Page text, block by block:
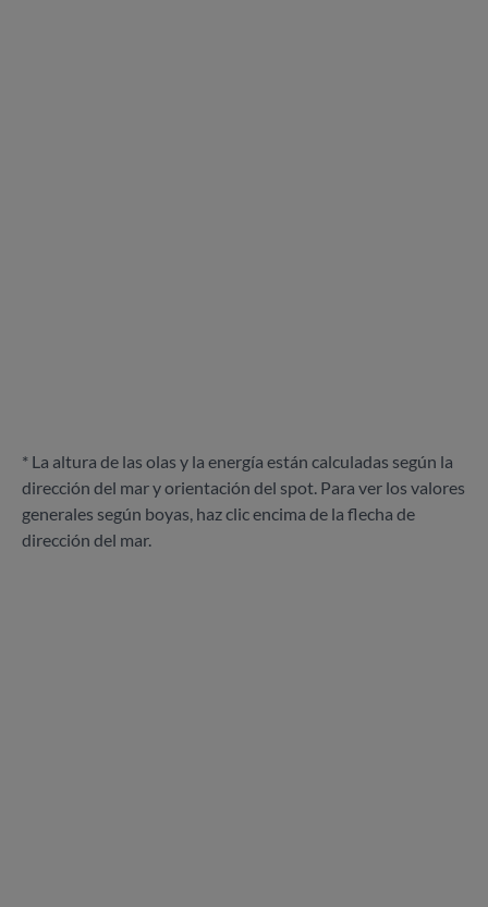
* La altura de las olas y la energía están calculadas según la
dirección del mar y orientación del spot. Para ver los valores
generales según boyas, haz clic encima de la flecha de
dirección del mar.